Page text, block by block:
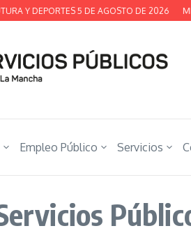
Y DEPORTES 5 DE AGOSTO DE 2026
Empleo Público Servicios